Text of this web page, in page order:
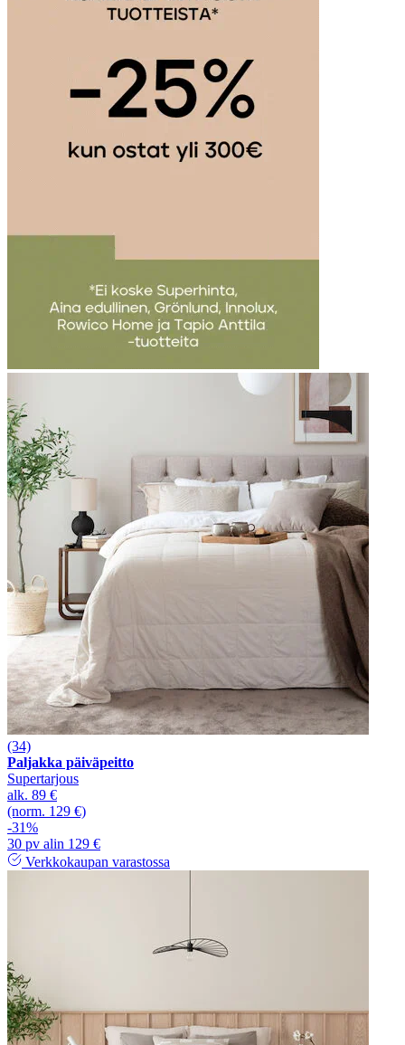
(34)
Paljakka päiväpeitto
Supertarjous
alk. 89 €
(norm. 129 €)
-31%
30 pv alin 129 €
Verkkokaupan varastossa